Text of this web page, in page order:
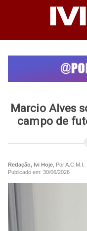
Marcio Alves
campo de
Redação, Ivi Hoje , Por A.C.M.I.
Publicado em: 30/06/2026